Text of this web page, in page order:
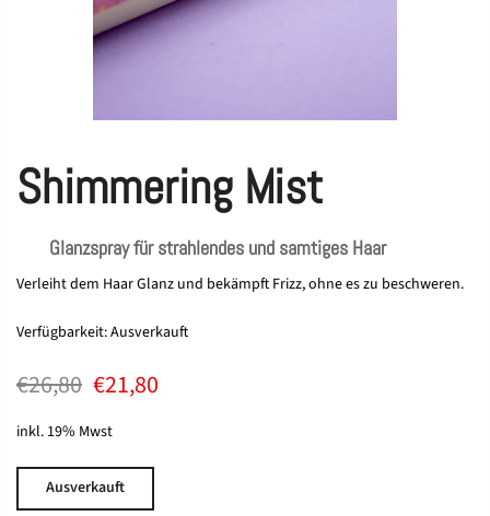
Shimmering Mist
Glanzspray für strahlendes und samtiges Haar
Verleiht dem Haar Glanz und bekämpft Frizz, ohne es zu beschweren.
Verfügbarkeit:Ausverkauft
€26,80 €21,80
inkl. 19% Mwst
Ausverkauft